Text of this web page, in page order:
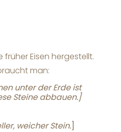
früher Eisen hergestellt.
man:
unter der Erde ist
Steine abbauen.]
weicher Stein.]